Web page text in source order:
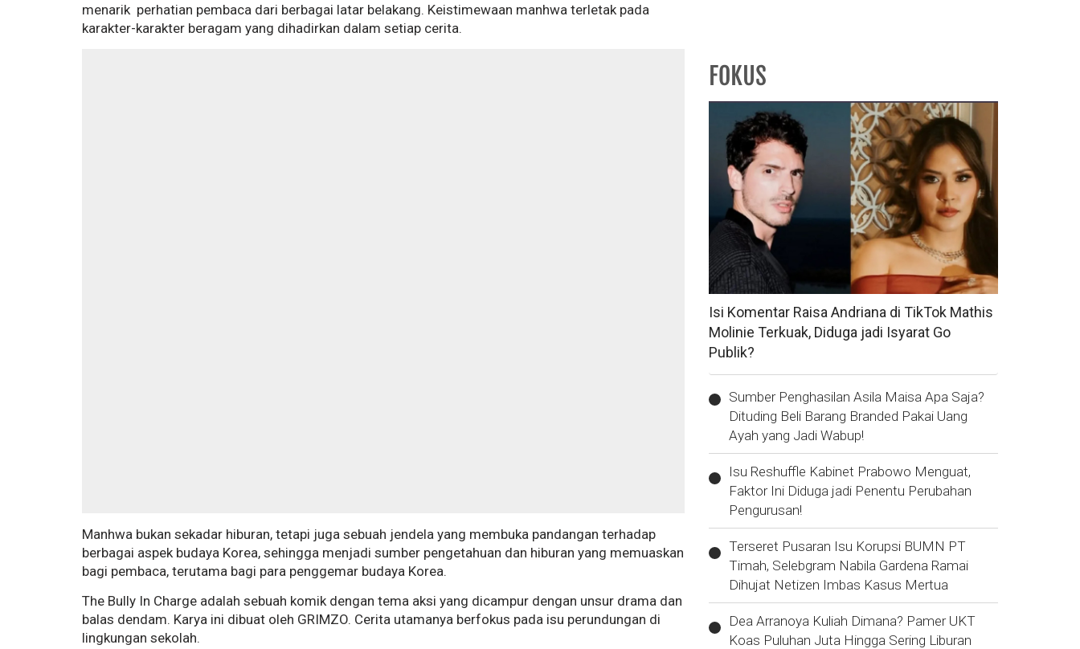
menarik perhatian pembaca dari berbagai latar belakang. Keistimewaan manhwa terletak pada
karakter-karakter beragam yang dihadirkan dalam setiap cerita.
Manhwa bukan sekadar hiburan, tetapi juga sebuah jendela yang membuka pandangan terhadap
berbagai aspek budaya Korea, sehingga menjadi sumber pengetahuan dan hiburan yang memuaskan
bagi pembaca, terutama bagi para penggemar budaya Korea.
The Bully In Charge adalah sebuah komik dengan tema aksi yang dicampur dengan unsur drama dan
balas dendam. Karya ini dibuat oleh GRIMZO. Cerita utamanya berfokus pada isu perundungan di
lingkungan sekolah.
FOKUS
Isi Komentar Raisa Andriana di TikTok Mathis
Molinie Terkuak, Diduga jadi Isyarat Go
Publik?
Sumber Penghasilan Asila Maisa Apa Saja?
Dituding Beli Barang Branded Pakai Uang
Ayah yang Jadi Wabup!
Isu Reshuffle Kabinet Prabowo Menguat,
Faktor Ini Diduga jadi Penentu Perubahan
Pengurusan!
Terseret Pusaran Isu Korupsi BUMN PT
Timah, Selebgram Nabila Gardena Ramai
Dihujat Netizen Imbas Kasus Mertua
Dea Arranoya Kuliah Dimana? Pamer UKT
Koas Puluhan Juta Hingga Sering Liburan